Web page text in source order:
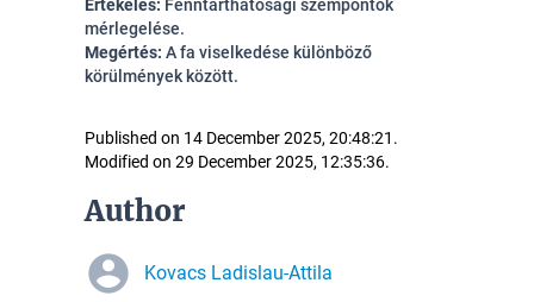
Értékelés: Fenntarthatósági szempontok
mérlegelése.
Megértés: A fa viselkedése különböző
körülmények között.
Published on 14 December 2025, 20:48:21.
Modified on 29 December 2025, 12:35:36.
Author
Kovacs Ladislau-Attila